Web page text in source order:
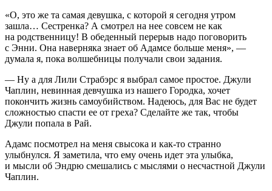
«О, этo же та самая девушка, с которой я сегодня утром
зашла… Сестренка? А смотрел на нее совсем не как
на родственницу! В обеденный перерыв надо поговорить
с Энни. Она наверняка знает об Адамсе больше меня», —
думала я, пока волшебницы получали свои задания.
— Ну а для Лили Страбэрс я выбрал самое простое. Джули
Чаплин, невинная девчушка из нашего Городка, хочет
покончить жизнь самоубийством. Надеюсь, для Вас не будет
сложностью спасти ее от греха? Сделайте же так, чтобы
Джули попала в Рай.
Адамс посмотрел на меня свысока и как-то странно
улыбнулся. Я заметила, что ему очень идет эта улыбка,
и мысли об Эндрю смешались с мыслями о несчастной Джули
Чаплин.